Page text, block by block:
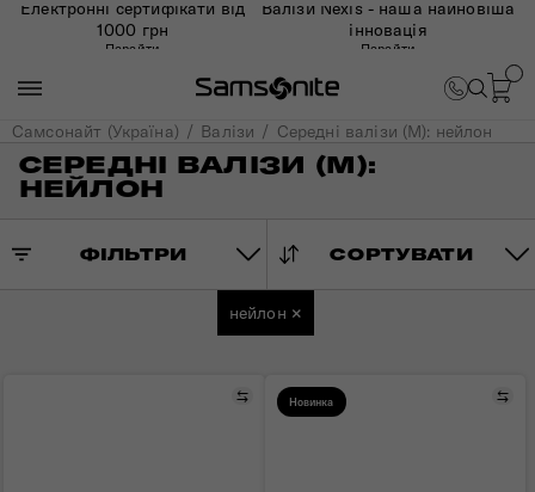
Електронні сертифікати від
1000 грн
Перейти
Валізи Nexis - наша найновіша
інновація
Перейти
Самсонайт (Україна) Валізи Середні валізи (M): нейлон
СЕРЕДНІ ВАЛІЗИ (M):
НЕЙЛОН
ФІЛЬТРИ СОРТУВАТИ
нейлон ×
Порівняти
Новинка